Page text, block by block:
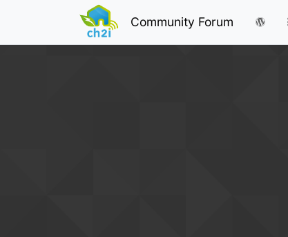
Community Forum